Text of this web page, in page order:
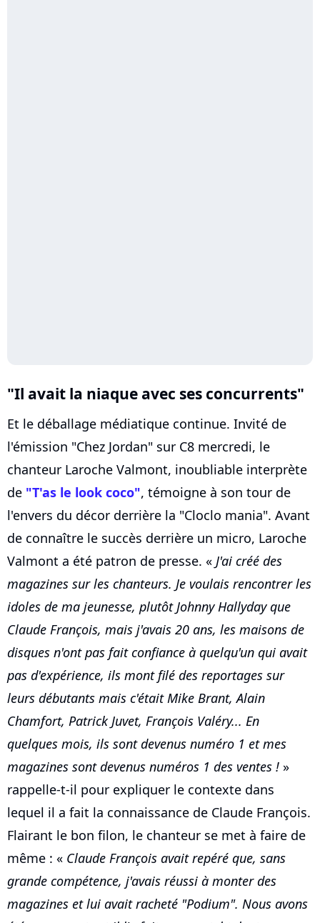
"Il avait la niaque avec ses concurrents"
Et le déballage médiatique continue. Invité de
l'émission "Chez Jordan" sur C8 mercredi, le
chanteur Laroche Valmont, inoubliable interprète
de "T'as le look coco", témoigne à son tour de
l'envers du décor derrière la "Cloclo mania". Avant
de connaître le succès derrière un micro, Laroche
Valmont a été patron de presse. « J'ai créé des
magazines sur les chanteurs. Je voulais rencontrer les
idoles de ma jeunesse, plutôt Johnny Hallyday que
Claude François, mais j'avais 20 ans, les maisons de
disques n'ont pas fait confiance à quelqu'un qui avait
pas d'expérience, ils mont filé des reportages sur
leurs débutants mais c'était Mike Brant, Alain
Chamfort, Patrick Juvet, François Valéry... En
quelques mois, ils sont devenus numéro 1 et mes
magazines sont devenus numéros 1 des ventes ! »
rappelle-t-il pour expliquer le contexte dans
lequel il a fait la connaissance de Claude François.
Flairant le bon filon, le chanteur se met à faire de
même : « Claude François avait repéré que, sans
grande compétence, j'avais réussi à monter des
magazines et lui avait racheté "Podium". Nous avons